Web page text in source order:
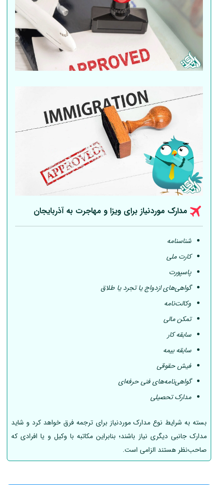
مدارک موردنیاز برای ویزا و مهاجرت به آذربایجان
شناسنامه
کارت ملی
پاسپورت
گواهی‌های ازدواج یا تجرد یا طلاق
وکالت‌نامه
تمکن مالی
سابقه کار
سابقه بیمه
فیش حقوقی
گواهی‌نامه‌های فنی حرفه‌ای
مدارک تحصیلی
بسته به شرایط نوع مدارک موردنیاز برای ترجمه فرق خواهد کرد و شاید
مدارک جانبی دیگری نیاز باشند؛ بنابراین مکاتبه با وکیل و یا افرادی که
صاحب‌نظر هستند الزامی است.